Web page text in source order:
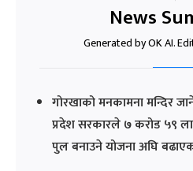
News
Generated by OK AI.
गोरखाको मनकामना मन्दिर
प्रदेश सरकारले ७ करोड ५९
पुल बनाउने योजना अघि